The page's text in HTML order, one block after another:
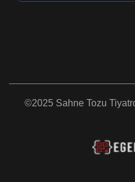
©2025 Sahne Tozu